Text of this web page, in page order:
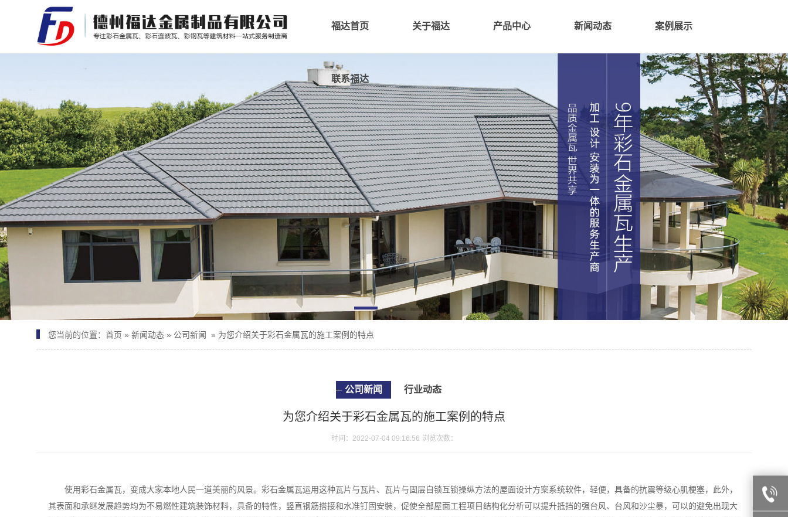
福达首页 关于福达 产品中心 新闻动态 案例展示
联系福达
您当前的位置： 首页 » 新闻动态 » 公司新闻 » 为您介绍关于彩石金属瓦的施工案例的特点
公司新闻 行业动态
为您介绍关于彩石金属瓦的施工案例的特点
时间：2022-07-04 09:16:56 浏览次数：
使用彩石金属瓦，变成大家本地人民一道美丽的风景。彩石金属瓦运用这种瓦片与瓦片、瓦片与固层自锁互锁操纵方法的屋面设计方案系统软件，轻便，具备的抗震等级心肌梗塞，此外，
其表面和承继发展趋势均为不易燃性建筑装饰材料，具备的特性，竖直钢筋搭接和水准钉固安裝，促使全部屋面工程项目结构化分析可以提升抵挡的强台风、台风和沙尘暴，可以的避免出现大